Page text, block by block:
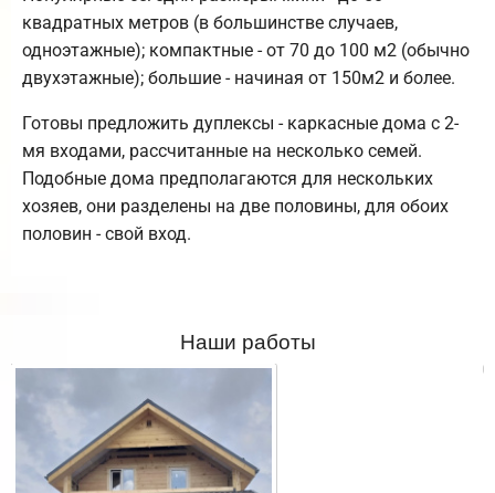
квадратных метров (в большинстве случаев,
одноэтажные); компактные - от 70 до 100 м2 (обычно
двухэтажные); большие - начиная от 150м2 и более.
Готовы предложить дуплексы - каркасные дома с 2-
мя входами, рассчитанные на несколько семей.
Подобные дома предполагаются для нескольких
хозяев, они разделены на две половины, для обоих
половин - свой вход.
Наши работы